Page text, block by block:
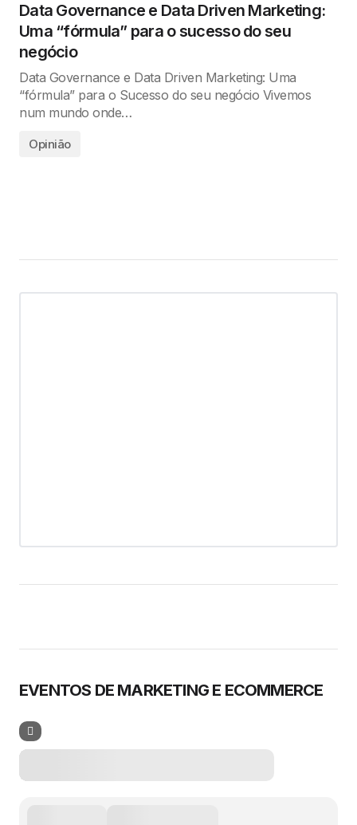
Data Governance e Data Driven Marketing:
Uma “fórmula” para o sucesso do seu
negócio
Data Governance e Data Driven Marketing: Uma
“fórmula” para o Sucesso do seu negócio Vivemos
num mundo onde…
Opinião
EVENTOS DE MARKETING E ECOMMERCE